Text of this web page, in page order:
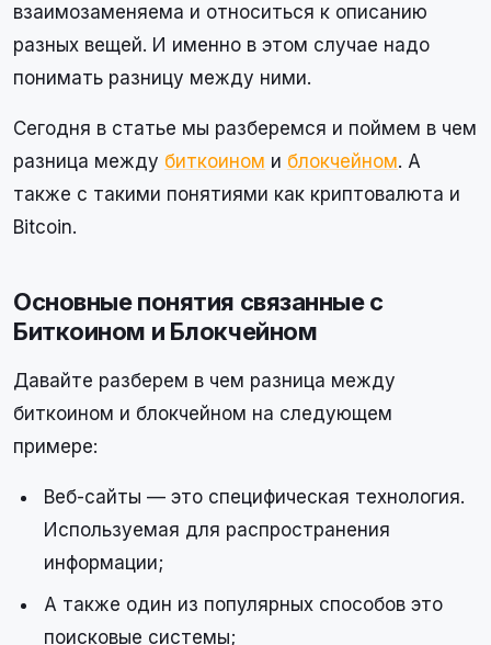
взаимозаменяема и относиться к описанию
разных вещей. И именно в этом случае надо
понимать разницу между ними.
Сегодня в статье мы разберемся и поймем в чем
разница между биткоином и блокчейном. А
также с такими понятиями как криптовалюта и
Bitcoin.
Основные понятия связанные с
Биткоином и Блокчейном
Давайте разберем в чем разница между
биткоином и блокчейном на следующем
примере:
Веб-сайты — это специфическая технология.
Используемая для распространения
информации;
А также один из популярных способов это
поисковые системы;